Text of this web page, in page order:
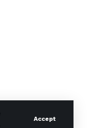
Accept